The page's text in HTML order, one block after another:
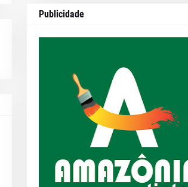
Publicidade